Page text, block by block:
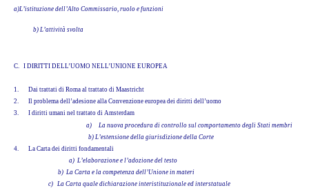
a)L’istituzione dell’Alto Commissario, ruolo e funzioni
b) L’attività svolta
C. I DIRITTI DELL’UOMO NELL’UNIONE EUROPEA
1.
Dai trattati di Roma al trattato di Maastricht
2.
Il problema dell’adesione alla Convenzione europea dei diritti dell’uomo
3.
I diritti umani nel trattato di Amsterdam
a)
La nuova procedura di controllo sul comportamento degli Stati membri
b) L’estensione della giurisdizione della Corte
4.
La Carta dei diritti fondamentali
a) L’elaborazione e l’adozione del testo
b) La Carta e la competenza dell’Unione in materi
c) La Carta quale dichiarazione interistituzionale ed interstatuale